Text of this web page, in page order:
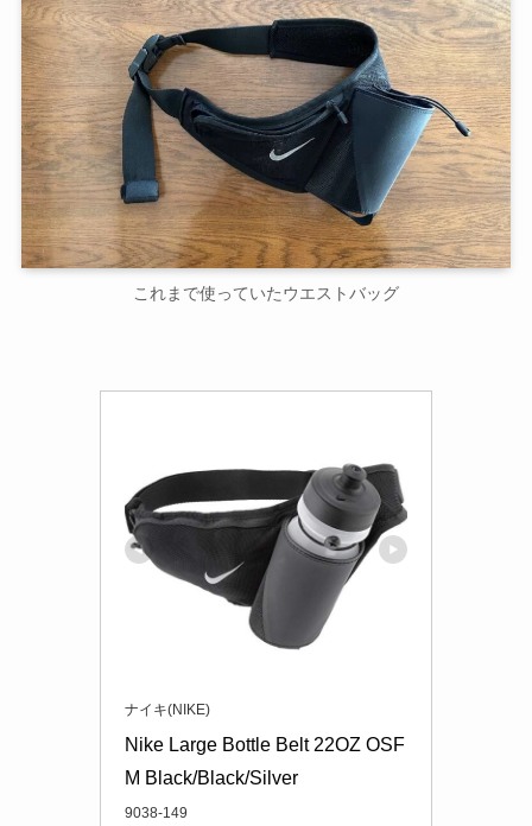
これまで使っていたウエストバッグ
ナイキ(NIKE)
Nike Large Bottle Belt 22OZ OSF
M Black/Black/Silver
9038-149